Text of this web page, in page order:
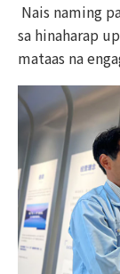
Nais naming
sa hinaharap
mataas na